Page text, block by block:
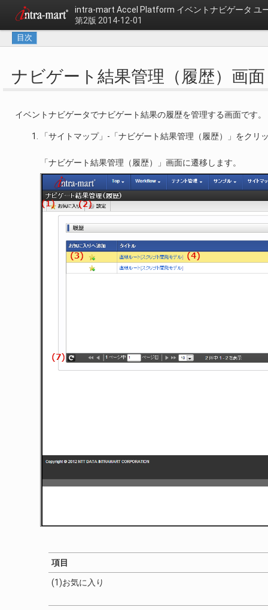
intra-mart Accel Platform イベントナビゲータ ユ
第2版 2014-12-01
目次
ナビゲート結果管理（履歴）画面
イベントナビゲータでナビゲート結果の履歴を管理する画面です。
「サイトマップ」-「ナビゲート結果管理（履歴）」をクリ
「ナビゲート結果管理（履歴）」画面に遷移します。
項目
(1)お気に入り